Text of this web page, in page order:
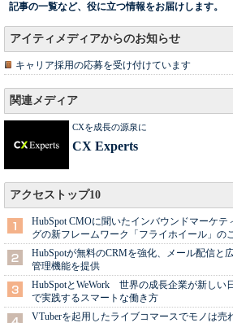
記事の一覧など、役に立つ情報をお届けします。
アイティメディアからのお知らせ
キャリア採用の応募を受け付けています
関連メディア
CXを成長の源泉に
CX Experts
アクセストップ10
HubSpot CMOに聞いたインバウンドマーケテ
グの新フレームワーク「フライホイール」の
HubSpotが無料のCRMを強化、メール配信と
管理機能を提供
HubSpotとWeWork 世界の成長企業が新しい
で実践するスマートな働き方
VTuberを起用したライブコマースでモノは売